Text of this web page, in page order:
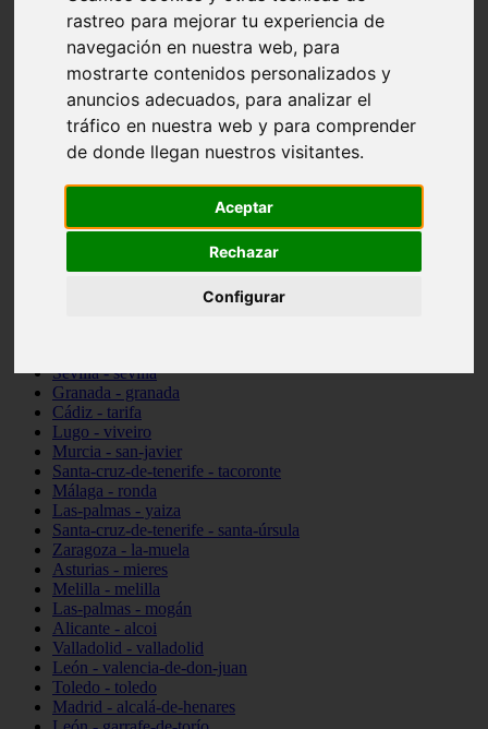
rastreo para mejorar tu experiencia de
navegación en nuestra web, para
mostrarte contenidos personalizados y
anuncios adecuados, para analizar el
tráfico en nuestra web y para comprender
de donde llegan nuestros visitantes.
Aceptar
Rechazar
Configurar
Madrid - pozuelo-de-alarcón
Teruel - sarrión
Cádiz - algodonales
Illes-balears - inca
Madrid - madrid
Málaga - torremolinos
Asturias - oviedo
Cádiz - el-puerto-de-santa-maría
Málaga - marbella
Barcelona - barcelona
Sevilla - sevilla
Granada - granada
Cádiz - tarifa
Lugo - viveiro
Murcia - san-javier
Santa-cruz-de-tenerife - tacoronte
Málaga - ronda
Las-palmas - yaiza
Santa-cruz-de-tenerife - santa-úrsula
Zaragoza - la-muela
Asturias - mieres
Melilla - melilla
Las-palmas - mogán
Alicante - alcoi
Valladolid - valladolid
León - valencia-de-don-juan
Toledo - toledo
Madrid - alcalá-de-henares